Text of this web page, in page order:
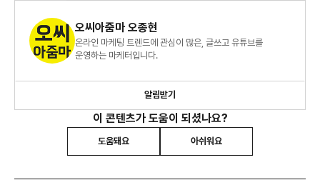
오씨아줌마 오종현
온라인 마케팅 트렌드에 관심이 많은, 글쓰고 유튜브를
운영하는 마케터입니다.
알림받기
이 콘텐츠가 도움이 되셨나요?
도움돼요 아쉬워요